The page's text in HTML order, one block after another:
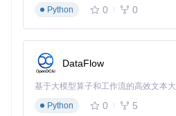
驱动注入
：加载适配老旧硬件
硬件模拟：模拟现代Mac的硬
系统引导：将修改后的硬件信
启动
这一过程相当于为老旧Mac安装了
统能够识别并正常使用旧硬件组件
Python
0 0
DataFlow
基于大模型算子和工作流的高效文本
Python
0 5